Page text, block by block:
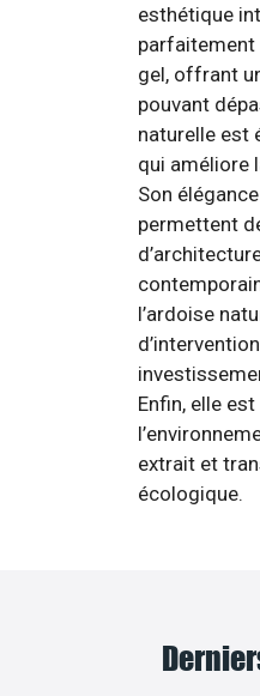
esthétique
parfaitement
gel, offrant
pouvant
naturelle est
qui améliore
Son
permettent
l’ardoise
Enfin, elle
extrait et
écologique.